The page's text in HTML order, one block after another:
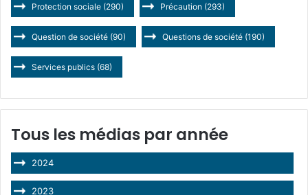
Protection sociale (290) Précaution (293)
Question de société (90) Questions de société (190)
Services publics (68)
Tous les médias par année
2024
2023